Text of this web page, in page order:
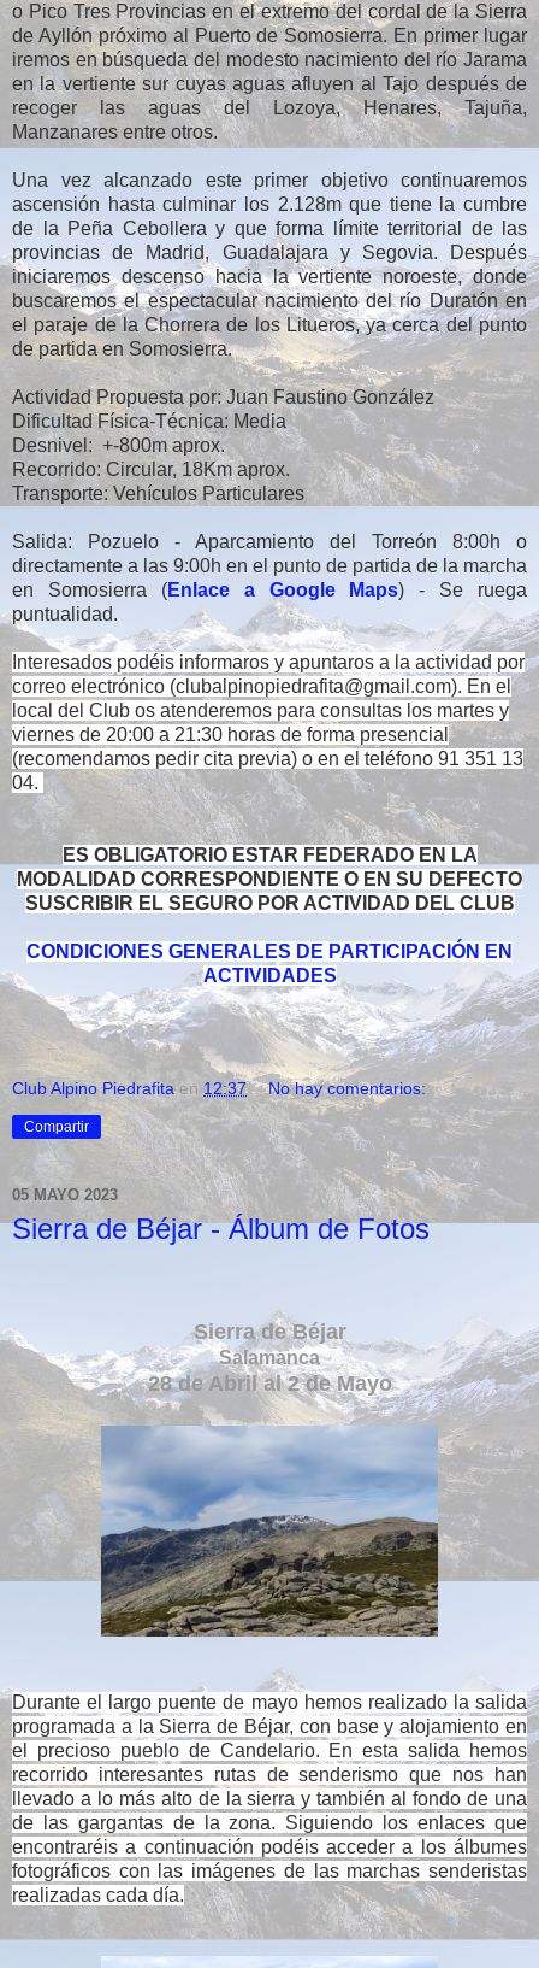
o Pico Tres Provincias en el extremo del cordal de la Sierra
de Ayllón próximo al Puerto de Somosierra. En primer lugar
iremos en búsqueda del modesto nacimiento del río Jarama
en la vertiente sur cuyas aguas afluyen al Tajo después de
recoger las aguas del Lozoya, Henares, Tajuña,
Manzanares entre otros.
Una vez alcanzado este primer objetivo continuaremos
ascensión hasta culminar los 2.128m que tiene la cumbre
de la Peña Cebollera y que forma límite territorial de las
provincias de Madrid, Guadalajara y Segovia. Después
iniciaremos descenso hacia la vertiente noroeste, donde
buscaremos el espectacular nacimiento del río Duratón en
el paraje de la Chorrera de los Litueros, ya cerca del punto
de partida en Somosierra.
Actividad Propuesta por: Juan Faustino González
Dificultad Física-Técnica: Media
Desnivel: +-800m aprox.
Recorrido: Circular, 18Km aprox.
Transporte: Vehículos Particulares
Salida: Pozuelo - Aparcamiento del Torreón 8:00h o
directamente a las 9:00h en el punto de partida de la marcha
en Somosierra (Enlace a Google Maps) - Se ruega
puntualidad.
Interesados podéis informaros y apuntaros a la actividad por
correo electrónico (clubalpinopiedrafita@gmail.com). En el
local del Club os atenderemos para consultas los martes y
viernes de 20:00 a 21:30 horas de forma presencial
(recomendamos pedir cita previa) o en el teléfono 91 351 13
04.
ES OBLIGATORIO ESTAR FEDERADO EN LA
MODALIDAD CORRESPONDIENTE O EN SU DEFECTO
SUSCRIBIR EL SEGURO POR ACTIVIDAD DEL CLUB
CONDICIONES GENERALES DE PARTICIPACIÓN EN
ACTIVIDADES
Club Alpino Piedrafita en 12:37 No hay comentarios:
Compartir
05 MAYO 2023
Sierra de Béjar - Álbum de Fotos
Sierra de Béjar
Salamanca
28 de Abril al 2 de Mayo
Durante el largo puente de mayo hemos realizado la salida
programada a la Sierra de Béjar, con base y alojamiento en
el precioso pueblo de Candelario. En esta salida hemos
recorrido interesantes rutas de senderismo que nos han
llevado a lo más alto de la sierra y también al fondo de una
de las gargantas de la zona. Siguiendo los enlaces que
encontraréis a continuación podéis acceder a los álbumes
fotográficos con las imágenes de las marchas senderistas
realizadas cada día.